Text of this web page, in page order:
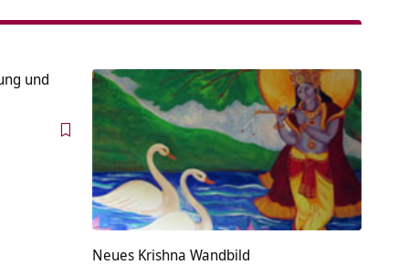
und
Neues Krishna Wandbild